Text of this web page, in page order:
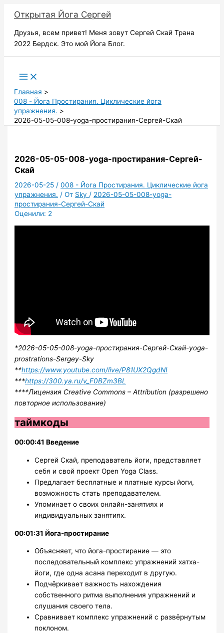
содержимому
Открытая Йога Сергей
Друзья, всем привет! Меня зовут Сергей Скай Трана
2022 Бердск. Это мой Йога Блог.
Главная
008 - Йога Простирания. Циклические йога
упражнения.
2026-05-05-008-yoga-простирания-Сергей-Скай
2026-05-05-008-yoga-простирания-Сергей-
Скай
2026-05-25/008 - Йога Простирания. Циклические йога
упражнения. / От Sky/ 2026-05-05-008-yoga-
простирания-Сергей-Скай
Оценили: 2
*2026-05-05-008-yoga-простирания-Сергей-Скай-yoga-
prostrations-Sergey-Sky
**https://www.youtube.com/live/P81UX2QgdNI
***https://300.ya.ru/v_F0BZm3BL
****Лицензия Creative Commons – Attribution (разрешено
повторное использование)
таймкоды
00:00:41 Введение
Сергей Скай, преподаватель йоги, представляет
себя и свой проект Open Yoga Class.
Предлагает бесплатные и платные курсы йоги,
возможность стать преподавателем.
Упоминает о своих онлайн-занятиях и
индивидуальных занятиях.
00:01:31 Йога-простирание
Объясняет, что йога-простирание — это
последовательный комплекс упражнений хатха-
йоги, где одна асана переходит в другую.
Подчёркивает важность нахождения
собственного ритма выполнения упражнений и
слушания своего тела.
Сравнивает комплекс упражнений с развёрнутым
поклоном.